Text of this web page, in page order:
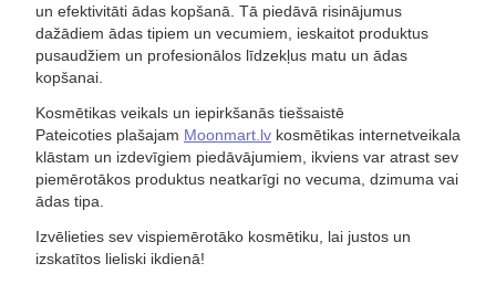
un efektivitāti ādas kopšanā. Tā piedāvā risinājumus
dažādiem ādas tipiem un vecumiem, ieskaitot produktus
pusaudžiem un profesionālos līdzekļus matu un ādas
kopšanai.
Kosmētikas veikals un iepirkšanās tiešsaistē
Pateicoties plašajam Moonmart.lv kosmētikas internetveikala
klāstam un izdevīgiem piedāvājumiem, ikviens var atrast sev
piemērotākos produktus neatkarīgi no vecuma, dzimuma vai
ādas tipa.
Izvēlieties sev vispiemērotāko kosmētiku, lai justos un
izskatītos lieliski ikdienā!